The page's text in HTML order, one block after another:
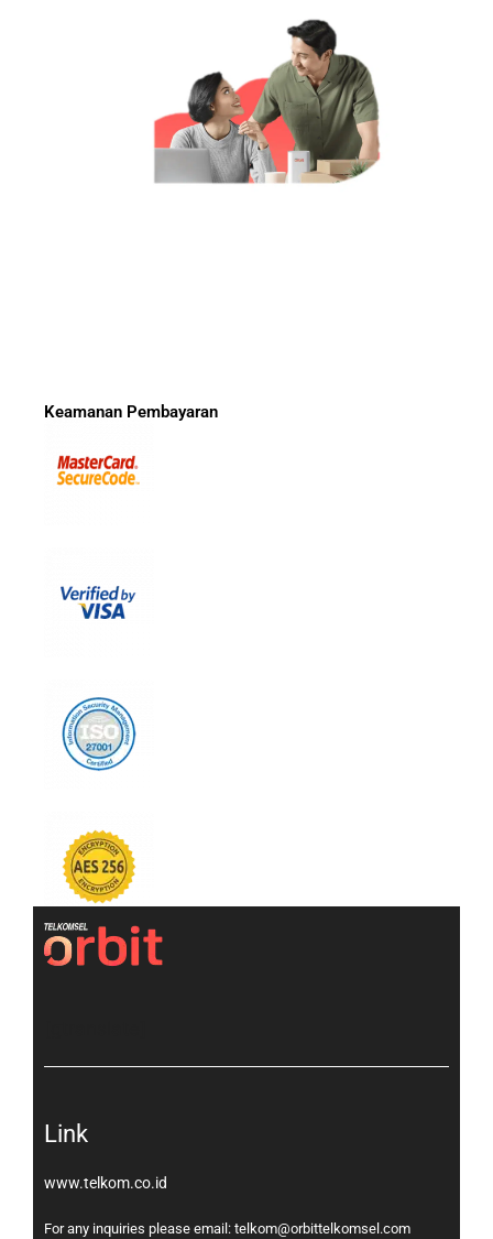
Keamanan Pembayaran
Link
www.telkom.co.id
For any inquiries please email: telkom@orbittelkomsel.com